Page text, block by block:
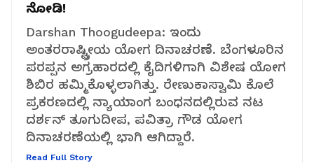
ನೋಡಿ!
Darshan Thoogudeepa: ಇಂದು
ಅಂತರರಾಷ್ಟ್ರೀಯ ಯೋಗ ದಿನಾಚರಣೆ. ಬೆಂಗಳೂರಿನ
ಪರಪ್ಪನ ಅಗ್ರಹಾರದಲ್ಲಿ ಕೈದಿಗಳಿಗಾಗಿ ವಿಶೇಷ ಯೋಗ
ಶಿಬಿರ ಹಮ್ಮಿಕೊಳ್ಳಲಾಗಿತ್ತು. ರೇಣುಕಾಸ್ವಾಮಿ ಕೊಲೆ
ಪ್ರಕರಣದಲ್ಲಿ ನ್ಯಾಯಾಂಗ ಬಂಧನದಲ್ಲಿರುವ ನಟ
ದರ್ಶನ್ ತೂಗುದೀಪ, ಪವಿತ್ರಾ ಗೌಡ ಯೋಗ
ದಿನಾಚರಣೆಯಲ್ಲಿ ಭಾಗಿ ಆಗಿದ್ದಾರೆ.
Read Full Story